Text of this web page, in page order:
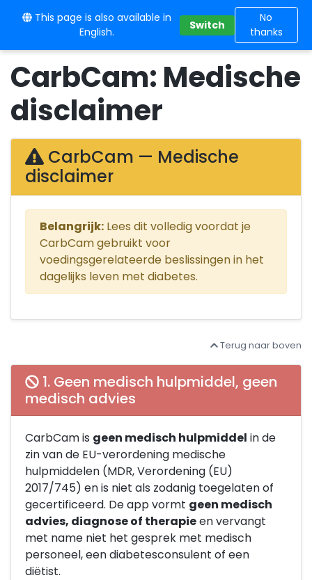
This page is also available in
English.
Switch
No
thanks
10BE
CarbCam: Medische
disclaimer
CarbCam — Medische
disclaimer
Belangrijk: Lees dit volledig voordat je
CarbCam gebruikt voor
voedingsgerelateerde beslissingen in het
dagelijks leven met diabetes.
Terug naar boven
1. Geen medisch hulpmiddel, geen
medisch advies
CarbCam is geen medisch hulpmiddel in de
zin van de EU-verordening medische
hulpmiddelen (MDR, Verordening (EU)
2017/745) en is niet als zodanig toegelaten of
gecertificeerd. De app vormt geen medisch
advies, diagnose of therapieen vervangt
met name niet het gesprek met medisch
personeel, een diabetesconsulent of een
diëtist.